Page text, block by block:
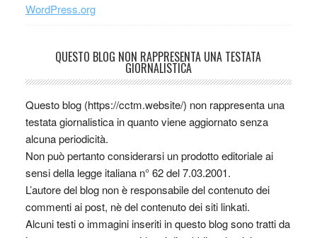
WordPress.org
QUESTO BLOG NON RAPPRESENTA UNA TESTATA
GIORNALISTICA
Questo blog (https://cctm.website/) non rappresenta una
testata giornalistica in quanto viene aggiornato senza
alcuna periodicità.
Non può pertanto considerarsi un prodotto editoriale ai
sensi della legge italiana n° 62 del 7.03.2001.
L’autore del blog non è responsabile del contenuto dei
commenti ai post, nè del contenuto dei siti linkati.
Alcuni testi o immagini inseriti in questo blog sono tratti da